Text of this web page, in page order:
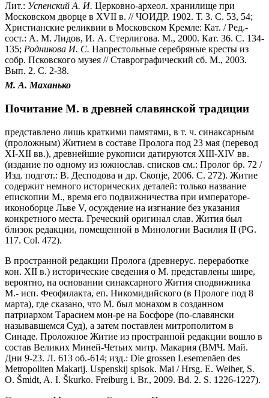
Лит.: Успенский А. И. Церковно-археол. хранилище при
Московском дворце в XVII в. // ЧОИДР. 1902. Т. 3. С. 53, 54;
Христианские реликвии в Московском Кремле: Кат. / Ред.-
сост.: А. М. Лидов, И. А. Стерлигова. М., 2000. Кат. 36. С. 134-
135; Родникова И. С. Напрестольные серебряные кресты из
собр. Псковского музея // Ставрографический сб. М., 2003.
Вып. 2. С. 2-38.
М. А. Маханько
Почитание М. в древней славянской традиции
представлено лишь краткими памятями, в т. ч. синаксарным
(проложным) Житием в составе Пролога под 23 мая (перевод
XI-XII вв.), древнейшие рукописи датируются XIII-XIV вв.
(издание по одному из южнослав. списков см.: Пролог бр. 72 /
Изд. подгот.: В. Десподова и др. Скопjе, 2006. С. 272). Житие
содержит немного исторических деталей: только название
епископии М., время его подвижничества при императоре-
иконоборце Льве V, осуждение на изгнание без указания
конкретного места. Греческий оригинал слав. Жития был
близок редакции, помещенной в Минологии Василия II (PG.
117. Сol. 472).
В пространной редакции Пролога (древнерус. переработке
кон. XII в.) исторические сведения о М. представлены шире,
вероятно, на основании синаксарного Жития сподвижника
М.- исп. Феофилакта, еп. Никомидийского (в Прологе под 8
марта), где сказано, что М. был монахом в созданном
патриархом Тарасием мон-ре на Босфоре (по-славянски
называвшемся Суд), а затем поставлен митрополитом в
Синаде. Проложное Житие из пространной редакции вошло в
состав Великих Миней-Четьих митр. Макария (ВМЧ. Май.
Дни 9-23. Л. 613 об.-614; изд.: Die grossen Lesemenäen des
Metropoliten Makarij. Uspenskij spisok. Mai / Hrsg. E. Weiher, S.
O. Šmidt, A. I. Škurko. Freiburg i. Br., 2009. Bd. 2. S. 1226-1227).